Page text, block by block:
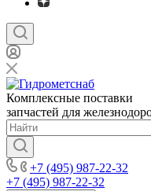
Комплексные поставки
запчастей для
+7 (495) 987-22-32
+7 (495) 987-22-32